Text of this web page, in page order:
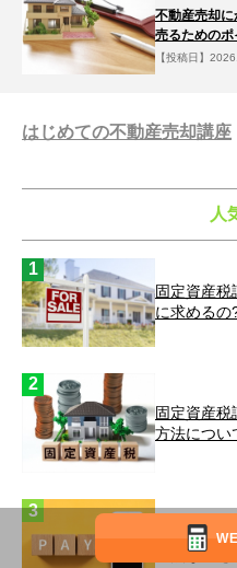
不動産売却に
売るための
【投稿日】
はじめての不動産売却講座
人
固定資産税
に求めるの
固定資産税
方法につい
固定資産税
意点などを